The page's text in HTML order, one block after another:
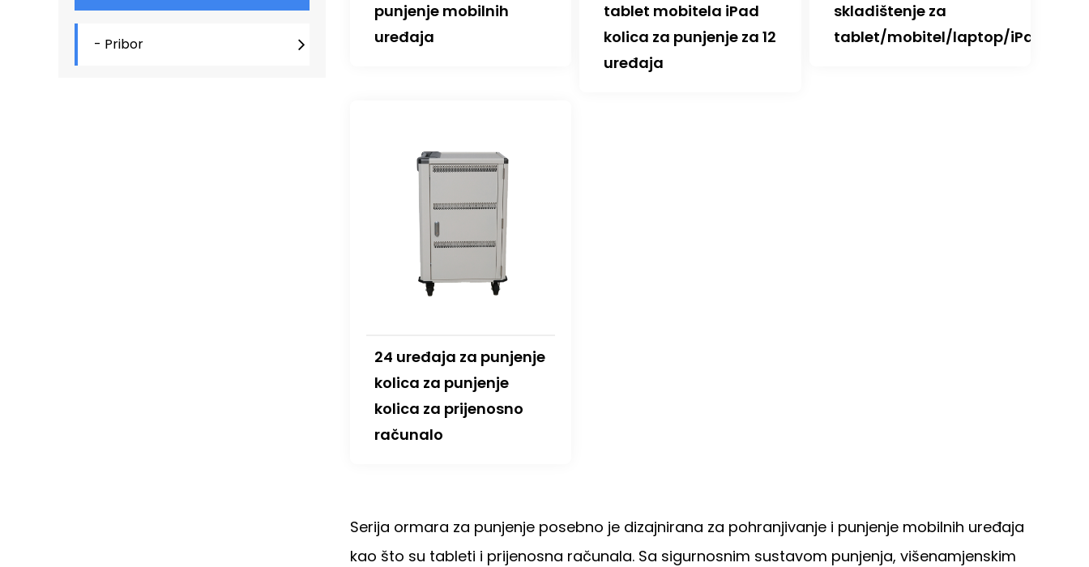
- Pribor
punjenje mobilnih
uređaja
tablet mobitela iPad
kolica za punjenje za 12
uređaja
skladištenje za
tablet/mobitel/laptop/iPad
24 uređaja za punjenje
kolica za punjenje
kolica za prijenosno
računalo
Serija ormara za punjenje posebno je dizajnirana za pohranjivanje i punjenje mobilnih uređaja
kao što su tableti i prijenosna računala. Sa sigurnosnim sustavom punjenja, višenamjenskim